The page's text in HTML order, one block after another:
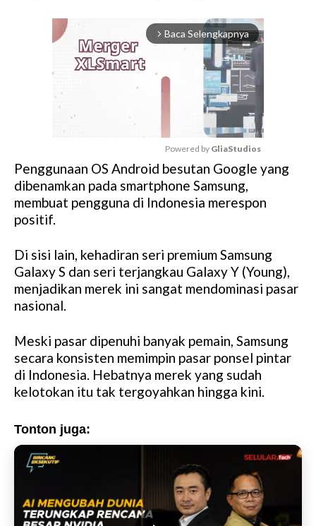
arrow_forward_ios Baca Selengkapnya
M
u
t
Powered by GliaStudios
Penggunaan OS Android besutan Google yang
dibenamkan pada smartphone Samsung,
membuat pengguna di Indonesia merespon
positif.
Di sisi lain, kehadiran seri premium Samsung
Galaxy S dan seri terjangkau Galaxy Y (Young),
menjadikan merek ini sangat mendominasi pasar
nasional.
Meski pasar dipenuhi banyak pemain, Samsung
secara konsisten memimpin pasar ponsel pintar
di Indonesia. Hebatnya merek yang sudah
kelotokan itu tak tergoyahkan hingga kini.
Tonton juga: